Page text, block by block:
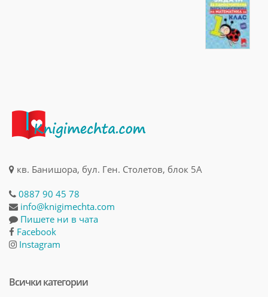
кв. Банишора, бул. Ген. Столетов, блок 5А
0887 90 45 78
info@knigimechta.com
Пишете ни в чата
Facebook
Instagram
Всички категории